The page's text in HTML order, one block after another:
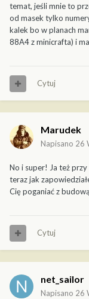
temat, jeśli mnie to
od masek tylko
kalek bo w planach
88A4 z minicrafta) i
Cytuj
Marudek
Napisano 26
No i super! Ja też
teraz jak
Cię poganiać z
Cytuj
net_sailor
Napisano 26